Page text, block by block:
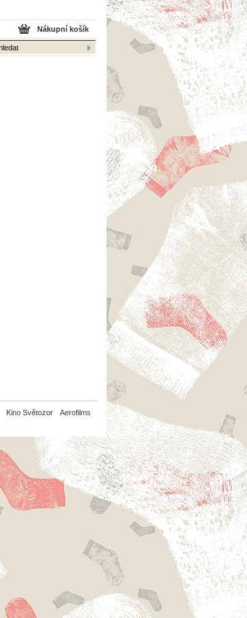
Nákupní košík
Kino Světozor Aerofilms